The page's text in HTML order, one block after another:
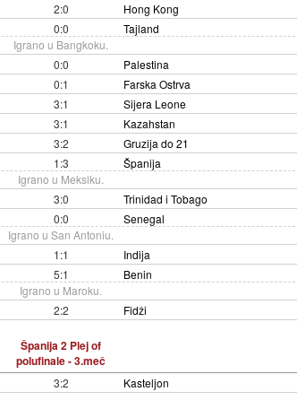
2:0
Hong Kong
0:0
Tajland
Igrano u Bangkoku.
0:0
Palestina
0:1
Farska Ostrva
3:1
Sijera Leone
3:1
Kazahstan
3:2
Gruzija do 21
1:3
Španija
Igrano u Meksiku.
3:0
Trinidad i Tobago
0:0
Senegal
Igrano u San Antoniu.
1:1
Indija
5:1
Benin
Igrano u Maroku.
2:2 Fidži
Španija 2 Plej of
polufinale - 3.meč
3:2 Kasteljon